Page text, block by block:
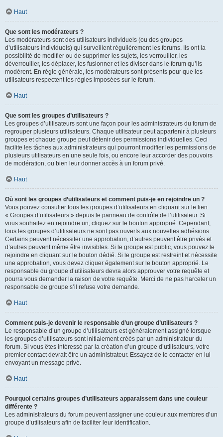
Haut
Que sont les modérateurs ?
Les modérateurs sont des utilisateurs individuels (ou des groupes
d’utilisateurs individuels) qui surveillent régulièrement les forums. Ils ont la
possibilité de modifier ou de supprimer les sujets, les verrouiller, les
déverrouiller, les déplacer, les fusionner et les diviser dans le forum qu’ils
modèrent. En règle générale, les modérateurs sont présents pour que les
utilisateurs respectent les règles imposées sur le forum.
Haut
Que sont les groupes d’utilisateurs ?
Les groupes d’utilisateurs sont une façon pour les administrateurs du forum de
regrouper plusieurs utilisateurs. Chaque utilisateur peut appartenir à plusieurs
groupes et chaque groupe peut détenir des permissions individuelles. Ceci
facilite les tâches aux administrateurs qui pourront modifier les permissions de
plusieurs utilisateurs en une seule fois, ou encore leur accorder des pouvoirs
de modération, ou bien leur donner accès à un forum privé.
Haut
Où sont les groupes d’utilisateurs et comment puis-je en rejoindre un ?
Vous pouvez consulter tous les groupes d’utilisateurs en cliquant sur le lien
« Groupes d’utilisateurs » depuis le panneau de contrôle de l’utilisateur. Si
vous souhaitez en rejoindre un, cliquez sur le bouton approprié. Cependant,
tous les groupes d’utilisateurs ne sont pas ouverts aux nouvelles adhésions.
Certains peuvent nécessiter une approbation, d’autres peuvent être privés et
d’autres peuvent même être invisibles. Si le groupe est public, vous pouvez le
rejoindre en cliquant sur le bouton dédié. Si le groupe est restreint et nécessite
une approbation, vous devez cliquer également sur le bouton approprié. Le
responsable du groupe d’utilisateurs devra alors approuver votre requête et
pourra vous demander la raison de votre requête. Merci de ne pas harceler un
responsable de groupe s’il refuse votre demande.
Haut
Comment puis-je devenir le responsable d’un groupe d’utilisateurs ?
Le responsable d’un groupe d’utilisateurs est généralement assigné lorsque
les groupes d’utilisateurs sont initialement créés par un administrateur du
forum. Si vous êtes intéressé par la création d’un groupe d’utilisateurs, votre
premier contact devrait être un administrateur. Essayez de le contacter en lui
envoyant un message privé.
Haut
Pourquoi certains groupes d’utilisateurs apparaissent dans une couleur
différente ?
Les administrateurs du forum peuvent assigner une couleur aux membres d’un
groupe d’utilisateurs afin de faciliter leur identification.